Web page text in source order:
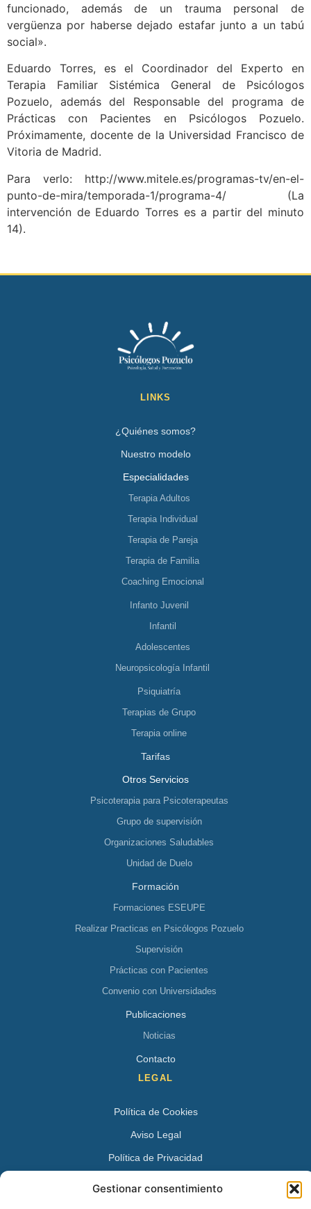
Gestionar consentimiento
funcionado, además de un trauma personal de
vergüenza por haberse dejado estafar junto a un tabú
social».
Eduardo Torres, es el Coordinador del Experto en
Terapia Familiar Sistémica General de Psicólogos
Pozuelo, además del Responsable del programa de
Prácticas con Pacientes en Psicólogos Pozuelo.
Próximamente, docente de la Universidad Francisco de
Vitoria de Madrid.
Para verlo: http://www.mitele.es/programas-tv/en-el-
punto-de-mira/temporada-1/programa-4/ (La
intervención de Eduardo Torres es a partir del minuto
14).
LINKS
¿Quiénes somos?
Nuestro modelo
Especialidades
Terapia Adultos
Terapia Individual
Terapia de Pareja
Terapia de Familia
Coaching Emocional
Infanto Juvenil
Infantil
Adolescentes
Neuropsicología Infantil
Psiquiatría
Terapias de Grupo
Terapia online
Tarifas
Otros Servicios
Psicoterapia para Psicoterapeutas
Grupo de supervisión
Organizaciones Saludables
Unidad de Duelo
Formación
Formaciones ESEUPE
Realizar Practicas en Psicólogos Pozuelo
Supervisión
Prácticas con Pacientes
Convenio con Universidades
Publicaciones
Noticias
Contacto
LEGAL
Política de Cookies
Aviso Legal
Política de Privacidad